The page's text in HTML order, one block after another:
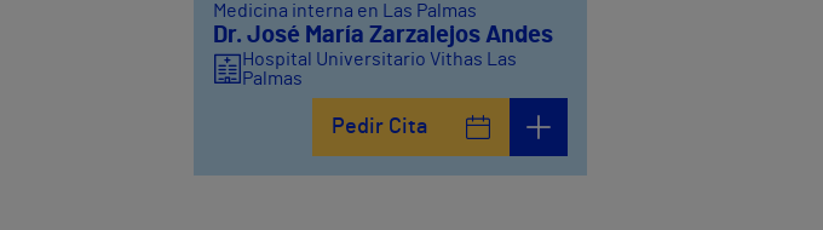
Medicina interna en Las Palmas
Dr. José María Zarzalejos Andes
Hospital Universitario Vithas Las
Palmas
Pedir Cita